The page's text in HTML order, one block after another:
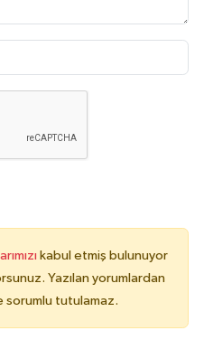
kabul etmiş bulunuyor
Yazılan yorumlardan
sorumlu tutulamaz.